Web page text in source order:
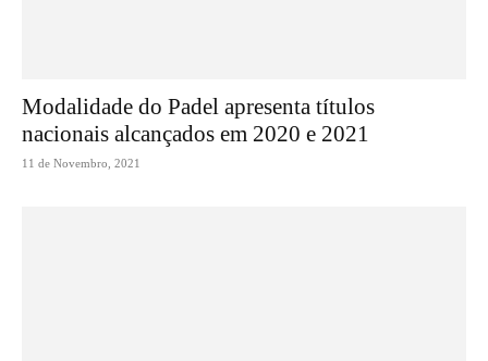
Modalidade do Padel apresenta títulos
nacionais alcançados em 2020 e 2021
11 de Novembro, 2021